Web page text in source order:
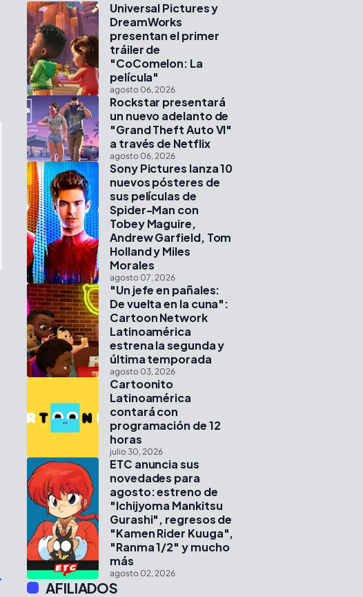
Universal Pictures y
DreamWorks
presentan el primer
tráiler de
"CoComelon: La
película"
agosto 06, 2026
Rockstar presentará
un nuevo adelanto de
"Grand Theft Auto VI"
a través de Netflix
agosto 06, 2026
Sony Pictures lanza 10
nuevos pósteres de
sus películas de
Spider-Man con
Tobey Maguire,
Andrew Garfield, Tom
Holland y Miles
Morales
agosto 07, 2026
"Un jefe en pañales:
De vuelta en la cuna":
Cartoon Network
Latinoamérica
estrena la segunda y
última temporada
agosto 03, 2026
Cartoonito
Latinoamérica
contará con
programación de 12
horas
julio 30, 2026
ETC anuncia sus
novedades para
agosto: estreno de
"Ichijyoma Mankitsu
Gurashi", regresos de
"Kamen Rider Kuuga",
"Ranma 1/2" y mucho
más
agosto 02, 2026
AFILIADOS